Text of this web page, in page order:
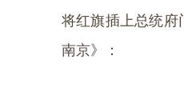
将红旗插上总统府
南京》：